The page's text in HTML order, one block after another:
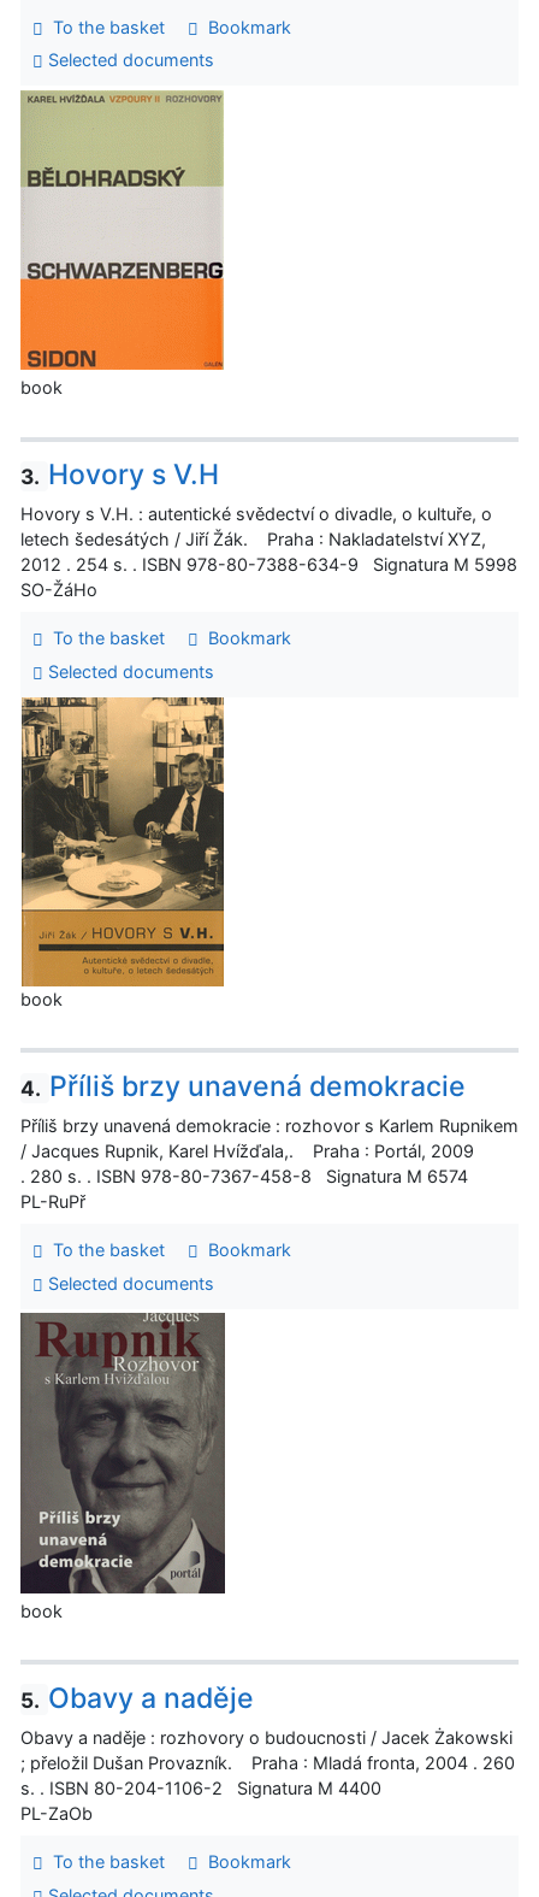
To the basket
Bookmark
Selected documents
book
3. Hovory s V.H
Hovory s V.H. : autentické svědectví o divadle, o kultuře, o
letech šedesátých / Jiří Žák. Praha : Nakladatelství XYZ,
2012 . 254 s. . ISBN 978-80-7388-634-9 Signatura M 5998
SO-ŽáHo
To the basket
Bookmark
Selected documents
book
4. Příliš brzy unavená demokracie
Příliš brzy unavená demokracie : rozhovor s Karlem Rupnikem
/ Jacques Rupnik, Karel Hvížďala,. Praha : Portál, 2009
. 280 s. . ISBN 978-80-7367-458-8 Signatura M 6574
PL-RuPř
To the basket
Bookmark
Selected documents
book
5. Obavy a naděje
Obavy a naděje : rozhovory o budoucnosti / Jacek Żakowski
; přeložil Dušan Provazník. Praha : Mladá fronta, 2004 . 260
s. . ISBN 80-204-1106-2 Signatura M 4400
PL-ZaOb
To the basket
Bookmark